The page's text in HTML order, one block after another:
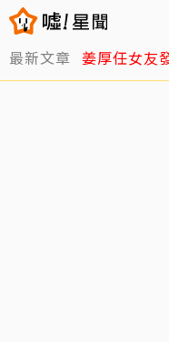
最新文章 姜厚任女友